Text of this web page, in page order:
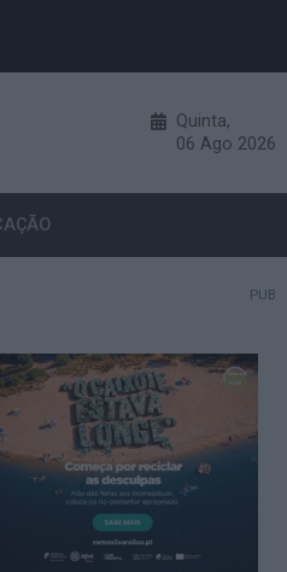
Quinta,
06 Ago 2026
PUB